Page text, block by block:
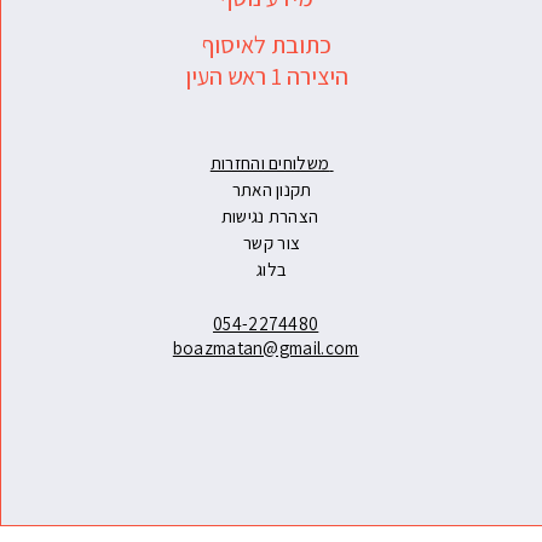
כתובת לאיסוף
היצירה 1 ראש העין
תקנון האתר
צור קשר
בלוג
054-2274480
boazmatan@gmail.com